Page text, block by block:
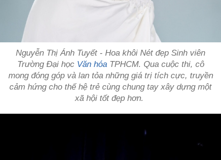
Nguyễn Thị Ánh Tuyết - Hoa khôi Nét đẹp Sinh viên
Trường Đại học Văn hóaTPHCM. Qua cuộc thi, cô
mong đóng góp và lan tỏa những giá trị tích cực, truyền
cảm hứng cho thế hệ trẻ cùng chung tay xây dựng một
xã hội tốt đẹp hơn.